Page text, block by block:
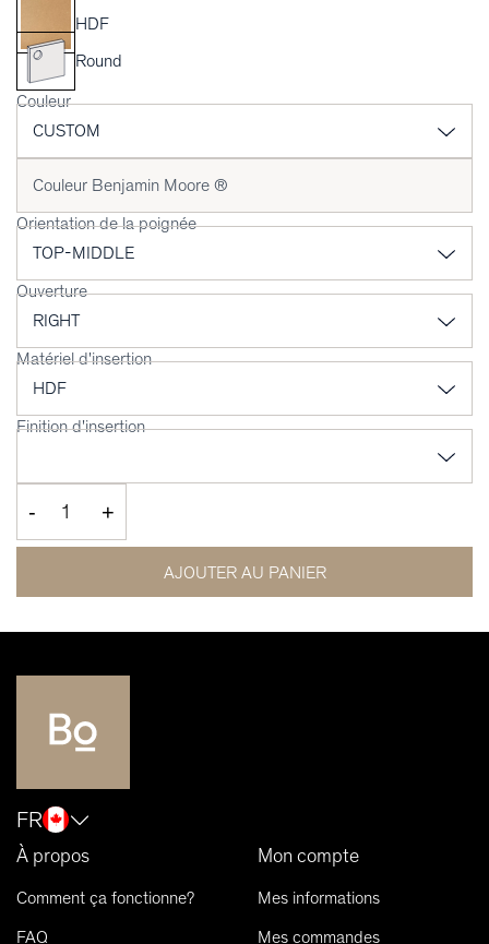
HDF
Round
Couleur
Orientation de la poignée
Ouverture
Matériel d'insertion
Finition d'insertion
- +
AJOUTER AU PANIER
FR
À propos
Comment ça fonctionne?
FAQ
Mon compte
Mes informations
Mes commandes